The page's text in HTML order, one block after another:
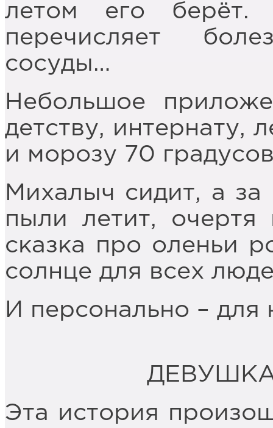
летом его
перечисляет
сосуды…
Небольшое
детству, интернату,
и морозу 70
Михалыч сидит, а
пыли летит, очертя
сказка про оленьи
солнце для всех
И персонально – для
Эта история